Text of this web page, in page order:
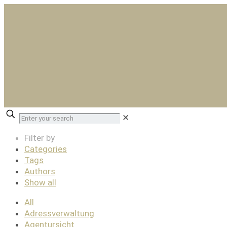
✕
Filter by
Categories
Tags
Authors
Show all
All
Adressverwaltung
Agentursicht